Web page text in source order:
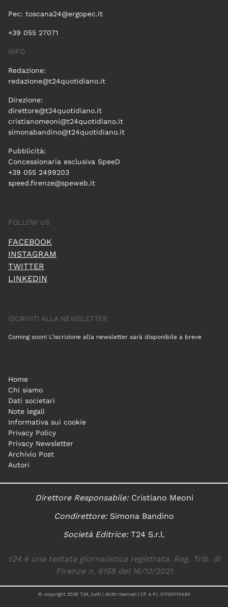
Pec: toscana24@ergopec.it
+39 055 27071
INFO
Redazione:
redazione@t24quotidiano.it
Direzione:
direttore@t24quotidiano.it
cristianomeoni@t24quotidiano.it
simonabandino@t24quotidiano.it
Pubblicità:
Concessionaria esclusiva SpeeD
+39 055 2499203
speed.firenze@speweb.it
FOLLOW US
FACEBOOK
INSTAGRAM
TWITTER
LINKEDIN
ISCRIVITI ALLA NEWSLETTER
Coming soon! L'iscrizione alla newsletter sarà disponibile a breve
Home
Chi siamo
Dati societari
Note legali
Informativa sui cookie
Privacy Policy
Privacy Newsletter
Archivio Post
Autori
Direttore Responsabile:Cristiano Meoni
Condirettore:Simona Bandino
Società Editrice:T24 S.r.l.
t24 è una testata giornalistica registrata. Reg. Trib. di
Firenze n. 6158 del 16/12/2021
© copyright 2026 T24, tutti i diritti riservati | CF. e P.I. 07100110480